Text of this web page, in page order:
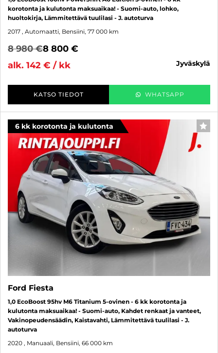
korotonta ja kulutonta maksuaikaa! - Suomi-auto, lohko,
huoltokirja, Lämmitettävä tuulilasi - J. autoturva
2017 , Automaatti, Bensiini, 77 000 km
8 980 €8 800 €
alk. 142 € / kk
jyväskylä
KATSO TIEDOT WHATSAPP
6 kk korotonta ja kulutonta
Ford Fiesta
1,0 EcoBoost 95hv M6 Titanium 5-ovinen - 6 kk korotonta ja
kulutonta maksuaikaa! - Suomi-auto, Kahdet renkaat ja vanteet,
Vakinopeudensäädin, Kaistavahti, Lämmitettävä tuulilasi - J.
autoturva
2020 , Manuaali, Bensiini, 66 000 km